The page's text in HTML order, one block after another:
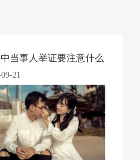
当事人举证要注意什么
21